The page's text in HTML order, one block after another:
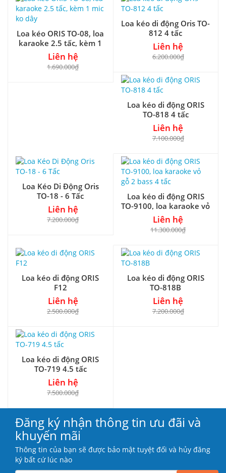
Loa kéo ORIS TO-08, loa
karaoke 2.5 tấc, kèm 1
mic ko dây
Liên hệ
1.690.000₫
Loa kéo di động Oris TO-
812 4 tấc
Liên hệ
6.200.000₫
Loa kéo di động ORIS
TO-818 4 tấc
Liên hệ
7.100.000₫
Loa Kéo Di Động Oris
TO-18 - 6 Tấc
Liên hệ
7.200.000₫
Loa kéo di động ORIS
TO-9100, loa karaoke vỏ
gỗ 2 bass 4 tấc
Liên hệ
11.300.000₫
Loa kéo di động ORIS
F12
Liên hệ
2.500.000₫
Loa kéo di động ORIS
TO-818B
Liên hệ
7.200.000₫
Loa kéo di động ORIS
TO-719 4.5 tấc
Liên hệ
7.500.000₫
Đăng ký nhận thông tin ưu đãi và
khuyến mãi
Thông tin của bạn sẽ được bảo mật tuyệt đối và hủy đăng
ký bất cứ lúc nào